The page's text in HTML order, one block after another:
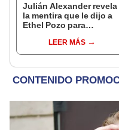
Julián Alexander revela
la mentira que le dijo a
Ethel Pozo para
hubiéramos salido”
LEER MÁS